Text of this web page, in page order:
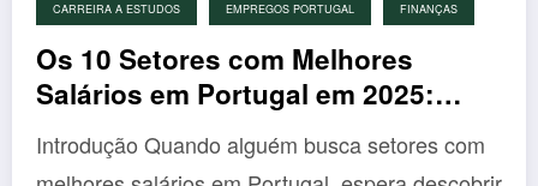
CARREIRA A ESTUDOS EMPREGOS PORTUGAL FINANÇAS
Os 10 Setores com Melhores
Salários em Portugal em 2025:
Descubra Onde Ganhar Mais
Introdução Quando alguém busca setores com